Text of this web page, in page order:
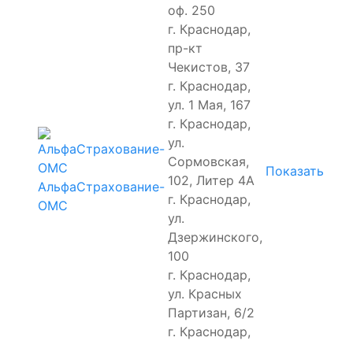
АльфаСтрахование-
ОМС
оф. 250
г. Краснодар,
пр-кт
Чекистов, 37
г. Краснодар,
ул. 1 Мая, 167
г. Краснодар,
ул.
Сормовская,
102, Литер 4А
г. Краснодар,
ул.
Дзержинского,
100
г. Краснодар,
ул. Красных
Партизан, 6/2
г. Краснодар,
Показать